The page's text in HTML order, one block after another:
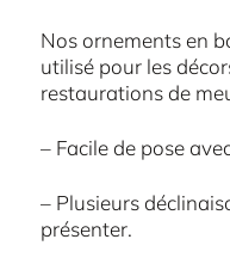
Nos ornements en
utilisé pour les
restaurations de
– Facile de pose
– Plusieurs
présenter.